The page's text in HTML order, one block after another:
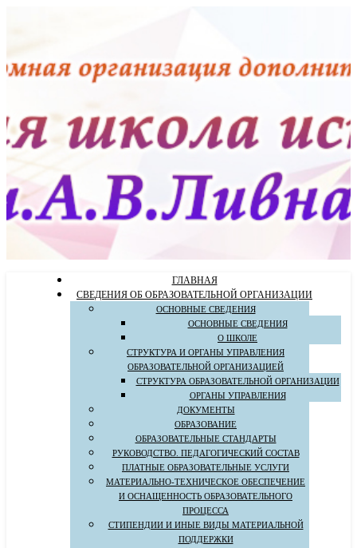
ГЛАВНАЯ
СВЕДЕНИЯ ОБ ОБРАЗОВАТЕЛЬНОЙ ОРГАНИЗАЦИИ
ОСНОВНЫЕ СВЕДЕНИЯ
ОСНОВНЫЕ СВЕДЕНИЯ
О ШКОЛЕ
СТРУКТУРА И ОРГАНЫ УПРАВЛЕНИЯ
ОБРАЗОВАТЕЛЬНОЙ ОРГАНИЗАЦИЕЙ
СТРУКТУРА ОБРАЗОВАТЕЛЬНОЙ ОРГАНИЗАЦИИ
ОРГАНЫ УПРАВЛЕНИЯ
ДОКУМЕНТЫ
ОБРАЗОВАНИЕ
ОБРАЗОВАТЕЛЬНЫЕ СТАНДАРТЫ
РУКОВОДСТВО. ПЕДАГОГИЧЕСКИЙ СОСТАВ
ПЛАТНЫЕ ОБРАЗОВАТЕЛЬНЫЕ УСЛУГИ
МАТЕРИАЛЬНО-ТЕХНИЧЕСКОЕ ОБЕСПЕЧЕНИЕ
И ОСНАЩЕННОСТЬ ОБРАЗОВАТЕЛЬНОГО
ПРОЦЕССА
СТИПЕНДИИ И ИНЫЕ ВИДЫ МАТЕРИАЛЬНОЙ
ПОДДЕРЖКИ